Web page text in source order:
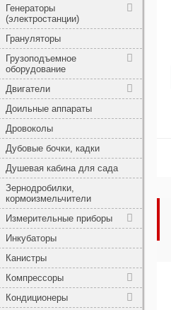
Генераторы
(электростанции)
Грануляторы
Грузоподъемное
оборудование
Двигатели
Доильные аппараты
Дровоколы
Дубовые бочки, кадки
Душевая кабина для сада
Зернодробилки,
кормоизмельчители
Измерительные приборы
Инкубаторы
Канистры
Компрессоры
Кондиционеры